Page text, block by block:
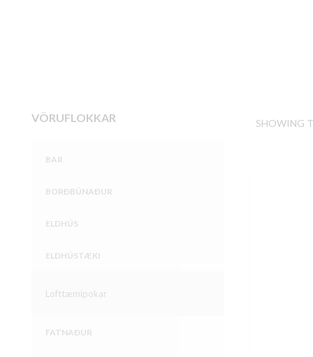
VÖRUFLOKKAR
BAR
BORÐBÚNAÐUR
ELDHÚS
ELDHÚSTÆKI
Lofttæmipokar
FATNAÐUR
SHOWING